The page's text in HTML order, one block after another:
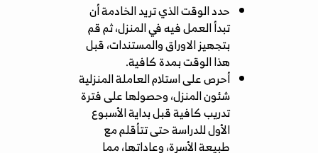
حدد الوقت الذي تريد الخادمة أن
تبدأ العمل فيه في المنزل، ثم قم
بتجهيز الاوراق والمستندات، قبل
هذا الوقت بمدة كافية.
أحرص على استلام العاملة المنزلية
شئون المنزل، وحصولها على فترة
تدريب كافية قبل بداية الأسبوع
الأول للدراسة حتى تتأقلم مع
طبيعة الأسرة، وعاداتها، مما